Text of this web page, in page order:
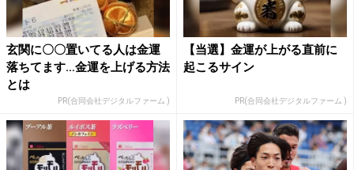
玄関に〇〇置いてる人は金運
落ちてます…金運を上げる方法
とは
PR(合同会社デジタルファーム )
【当選】金運が上がる直前に
起こるサイン
PR(合同会社デジタルファーム )